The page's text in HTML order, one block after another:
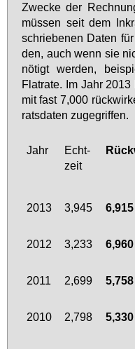
Zwe­cke der
müs­sen seit dem
schrie­be­nen Da­ten
den, auch wenn sie
nö­tigt wer­den,
Flat­rate. Im Jahr
mit fast 7,000
rats­da­ten zu­ge­grif­fen.
Jahr
Echt­
zeit
2013 3,945 6,915
2012 3,233 6,960
2011 2,699 5,758
2010 2,798 5,330